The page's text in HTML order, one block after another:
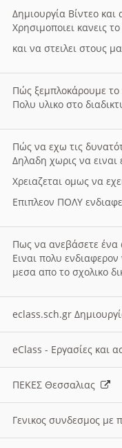
Δημιουργία Βίντεο
Χρησιμοποιει κανεις
και να στειλει στους
Πώς ξεμπλοκάρουμε
Πολυ υλικο στο
Πώς να εχω τις
Δηλαδη χωρις να
Χρειαζεται ομως να
Επιπλεον ΠΟΛΥ
Πως να ανεβάσετε
Ειναι πολυ
μεσα απο το σχολικο
eclass.sch.gr
eClass - Εργασίες και
ΠΕΚΕΣ Θεσσαλιας
Γενικος συνδεσμος με